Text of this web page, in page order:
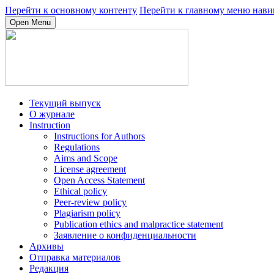
Перейти к основному контенту Перейти к главному меню
Open Menu
Текущий выпуск
О журнале
Instruction
Instructions for Authors
Regulations
Aims and Scope
License agreement
Open Access Statement
Ethical policy
Peer-review policy
Plagiarism policy
Publication ethics and malpractice statement
Заявление о конфиденциальности
Архивы
Отправка материалов
Редакция